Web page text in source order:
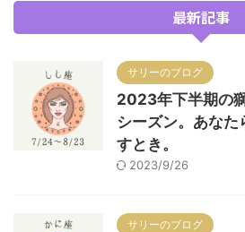
最新記事
サリーのブログ
2023年下半期の
シーズン。あなた
すとき。
2023/9/26
サリーのブログ